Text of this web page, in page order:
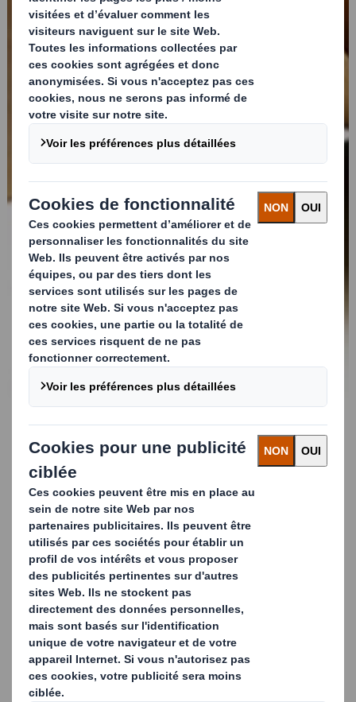
Papier Recyclé
Fabriqués à partir de 100 % de fibres
recyclées, nos liners bruns présentent des
caractéristiques exceptionnelles telles que
des propriétés mécaniques élevées, une
grande imprimabilité, une bonne aptitude
au roulage sur l'onduleuse et des niveaux
optimaux de stabilité des couleurs.